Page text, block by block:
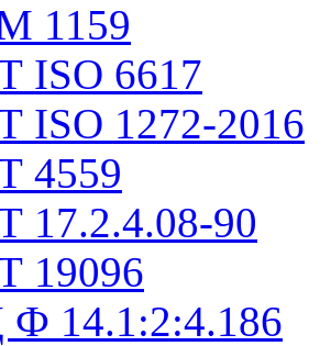
1159
ISO 6617
ISO 1272-2016
4559
17.2.4.08-90
19096
14.1:2:4.186